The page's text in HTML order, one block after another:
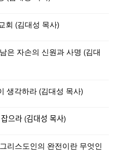
회 (김대성 목사)
은 자손의 신원과 사명 (김대
생각하라 (김대성 목사)
잡으라 (김대성 목사)
인의 완전이란 무엇인